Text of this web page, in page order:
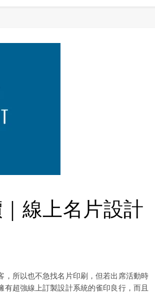
線上名片設計
所以也不急找名片印刷，但若出席活動時
超強線上訂製設計系統的雀印良行，而且